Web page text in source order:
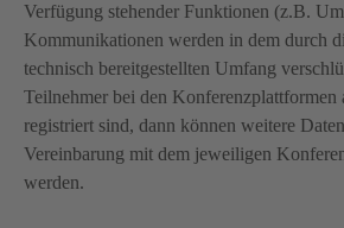
Verfügung stehender Funktionen (z.B.
Kommunikationen werden in dem durch
technisch bereitgestellten Umfang
Teilnehmer bei den Konferenzplattformen
registriert sind, dann können weitere
Vereinbarung mit dem jeweiligen
werden.